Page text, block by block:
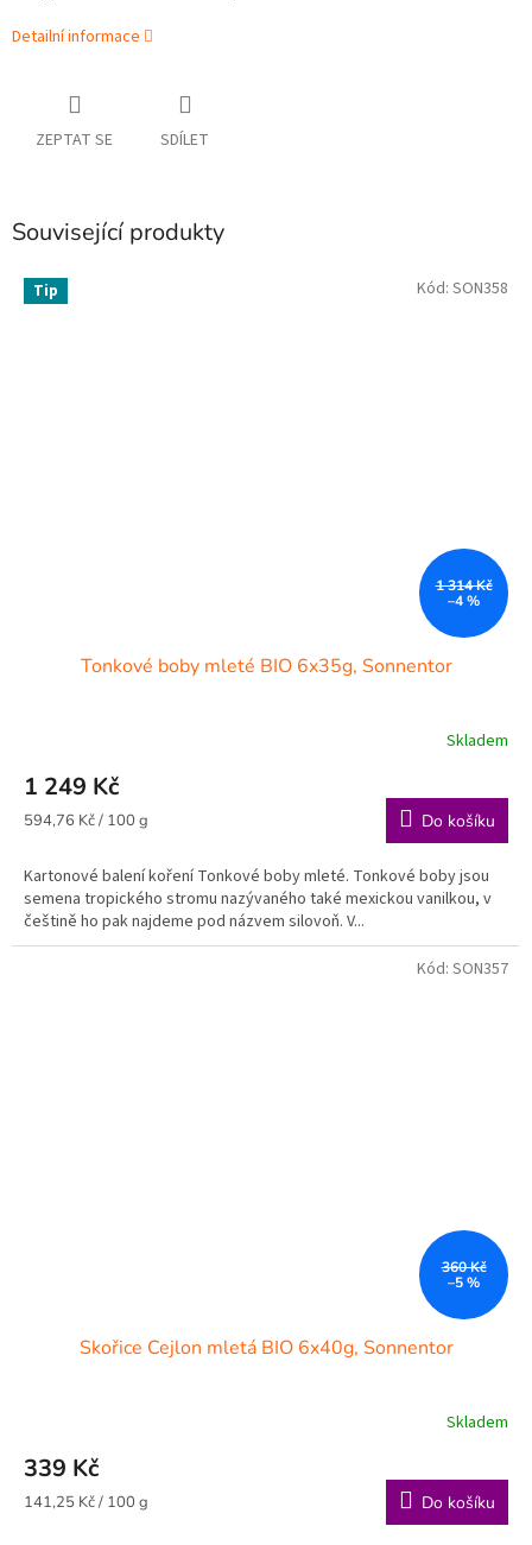
Detailní informace
ZEPTAT SE SDÍLET
Související produkty
Tip
1 314 Kč
–4 %
Tonkové boby mleté BIO 6x35g, Sonnentor
Skladem
1 249 Kč
Měrná
594,76 Kč / 100 g Do košíku
Kartonové balení koření Tonkové boby mleté. Tonkové boby jsou
semena tropického stromu nazývaného také mexickou vanilkou, v
češtině ho pak najdeme pod názvem silovoň. V...
Kód: SON358
360 Kč
–5 %
Skořice Cejlon mletá BIO 6x40g, Sonnentor
Skladem
339 Kč
Měrná
141,25 Kč / 100 g Do košíku
Kód: SON357